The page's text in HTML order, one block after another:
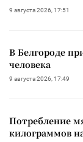
9 августа 2026, 17:51
В Белгороде
человека
9 августа 2026, 17:49
Потребление
килограммов